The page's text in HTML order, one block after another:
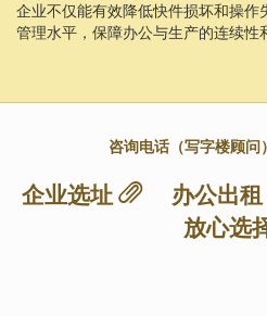
企业不仅能有效降低快件损坏和操作
管理水平，保障办公与生产的连续性
咨询电话（写字楼顾
企业选址 办公出
放心选